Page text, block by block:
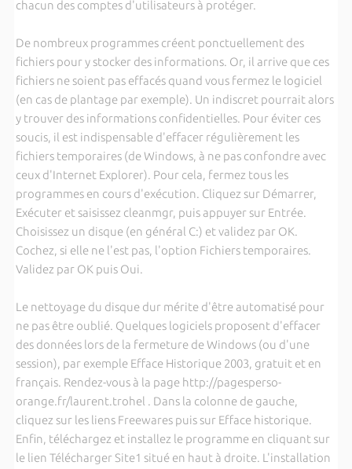
chacun des comptes d'utilisateurs à protéger.
De nombreux programmes créent ponctuellement des
fichiers pour y stocker des informations. Or, il arrive que ces
fichiers ne soient pas effacés quand vous fermez le logiciel
(en cas de plantage par exemple). Un indiscret pourrait alors
y trouver des informations confidentielles. Pour éviter ces
soucis, il est indispensable d'effacer régulièrement les
fichiers temporaires (de Windows, à ne pas confondre avec
ceux d'Internet Explorer). Pour cela, fermez tous les
programmes en cours d'exécution. Cliquez sur Démarrer,
Exécuter et saisissez cleanmgr, puis appuyer sur Entrée.
Choisissez un disque (en général C:) et validez par OK.
Cochez, si elle ne l'est pas, l'option Fichiers temporaires.
Validez par OK puis Oui.
Le nettoyage du disque dur mérite d'être automatisé pour
ne pas être oublié. Quelques logiciels proposent d'effacer
des données lors de la fermeture de Windows (ou d'une
session), par exemple Efface Historique 2003, gratuit et en
français. Rendez-vous à la page http://pagesperso-
orange.fr/laurent.trohel . Dans la colonne de gauche,
cliquez sur les liens Freewares puis sur Efface historique.
Enfin, téléchargez et installez le programme en cliquant sur
le lien Télécharger Site1 situé en haut à droite. L'installation